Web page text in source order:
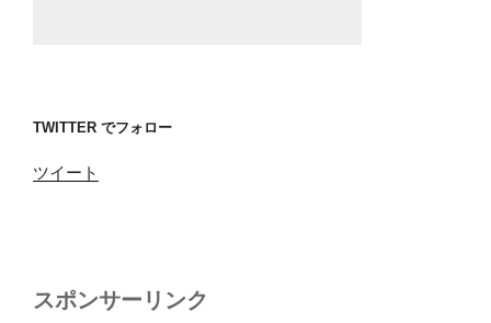
TWITTER でフォロー
ツイート
スポンサーリンク